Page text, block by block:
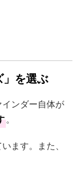
を選ぶ
ンダー自体が
。
ます。また、